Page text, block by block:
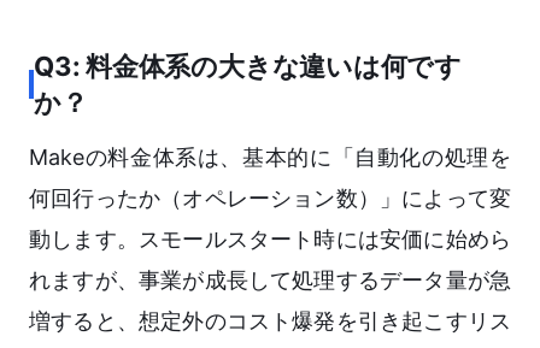
Q3: 料金体系の大きな違いは何です
か？
Makeの料金体系は、基本的に「自動化の処理を
何回行ったか（オペレーション数）」によって変
動します。スモールスタート時には安価に始めら
れますが、事業が成長して処理するデータ量が急
増すると、想定外のコスト爆発を引き起こすリス